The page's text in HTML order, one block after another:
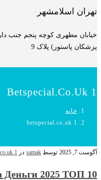
تهران اسلامشهر
خیابان مطهری کوچه پنجم جنب
پزشکان پاستور) پلاک 9
Betspecial.co.uk 1
خانه
betspecial.co.uk 1
آگوست 7, 2025 توسط samak در 1
Деньги 2025 ТОП 10